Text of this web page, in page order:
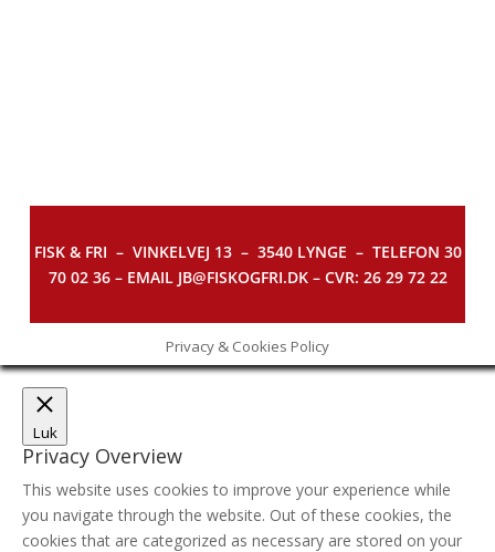
FISK & FRI – VINKELVEJ 13 – 3540 LYNGE – TELEFON 30
70 02 36 – EMAIL JB@FISKOGFRI.DK – CVR: 26 29 72 22
Privacy & Cookies Policy
Luk
Privacy Overview
This website uses cookies to improve your experience while
you navigate through the website. Out of these cookies, the
cookies that are categorized as necessary are stored on your